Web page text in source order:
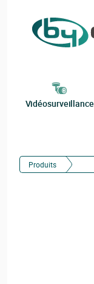
Vidéosurveillance
Produits